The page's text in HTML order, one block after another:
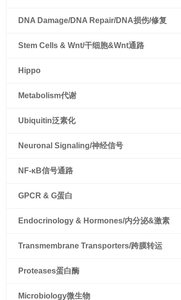
DNA Damage/DNA Repair/DNA损伤/修复
Stem Cells & Wnt/干细胞&Wnt通路
Hippo
Metabolism代谢
Ubiquitin泛素化
Neuronal Signaling/神经信号
NF-κB信号通路
GPCR & G蛋白
Endocrinology & Hormones/内分泌&激素
Transmembrane Transporters/跨膜转运
Proteases蛋白酶
Microbiology微生物